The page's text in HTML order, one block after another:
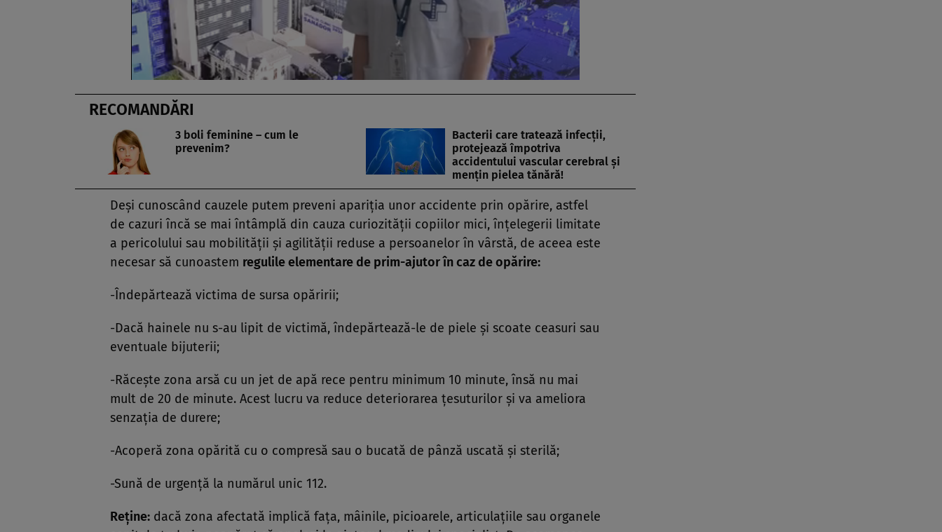
RECOMANDĂRI
3 boli feminine – cum le
prevenim?
Bacterii care tratează infecţii,
protejează împotriva
accidentului vascular cerebral şi
menţin pielea tănără!
Deşi cunoscând cauzele putem preveni apariţia unor accidente prin opărire, astfel
de cazuri încă se mai întâmplă din cauza curiozităţii copiilor mici, înţelegerii limitate
a pericolului sau mobilităţii şi agilităţii reduse a persoanelor în vârstă, de aceea este
necesar să cunoastem regulile elementare de prim-ajutor în caz de opărire:
-Îndepărtează victima de sursa opăririi;
-Dacă hainele nu s-au lipit de victimă, îndepărtează-le de piele şi scoate ceasuri sau
eventuale bijuterii;
-Răceşte zona arsă cu un jet de apă rece pentru minimum 10 minute, însă nu mai
mult de 20 de minute. Acest lucru va reduce deteriorarea ţesuturilor şi va ameliora
senzaţia de durere;
-Acoperă zona opărită cu o compresă sau o bucată de pânză uscată şi sterilă;
-Sună de urgenţă la numărul unic 112.
Reţine: dacă zona afectată implică faţa, mâinile, picioarele, articulaţiile sau organele